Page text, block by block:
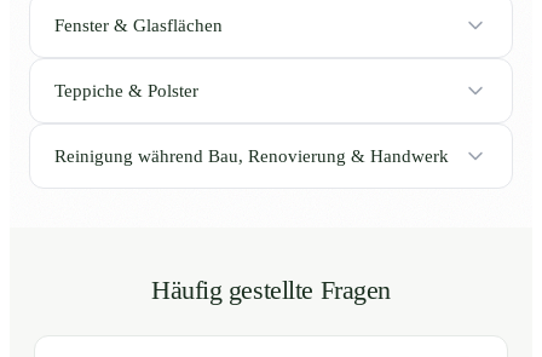
Fenster & Glasflächen
Teppiche & Polster
Reinigung während Bau, Renovierung & Handwerk
Häufig gestellte Fragen